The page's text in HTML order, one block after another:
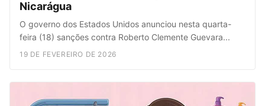
Nicarágua
O governo dos Estados Unidos anunciou nesta quarta-
feira (18) sanções contra Roberto Clemente Guevara...
19 DE FEVEREIRO DE 2026